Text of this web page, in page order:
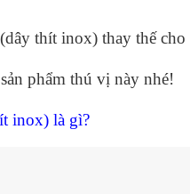
thít inox) thay thế
phẩm thú vị này nhé!
inox) là gì?